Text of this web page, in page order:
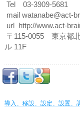
Tel 03-3909-5681
mail watanabe@act-
url http://www.act-
〒115-0055 東京都
ル 11F
導入、移設、設定、設置、